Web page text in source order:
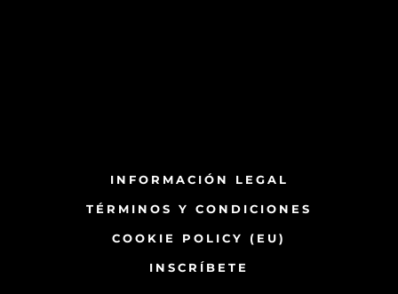
INFORMACIÓN LEGAL
TÉRMINOS Y CONDICIONES
COOKIE POLICY (EU)
INSCRÍBETE​